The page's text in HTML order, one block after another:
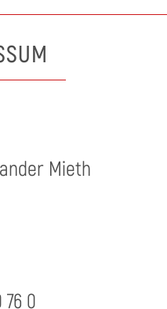
Mieth
76 0